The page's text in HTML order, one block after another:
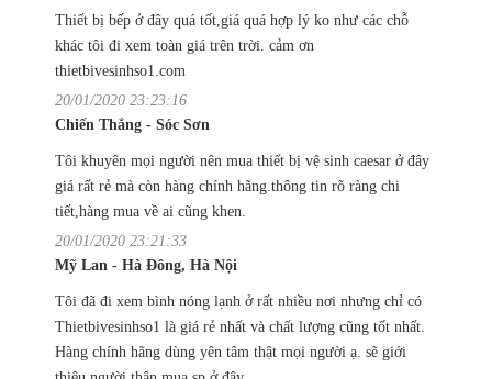
Thiết bị bếp ở đây quá tốt,giá quá hợp lý ko như các chỗ
khác tôi đi xem toàn giá trên trời. cảm ơn
thietbivesinhso1.com
20/01/2020 23:23:16
Chiến Thắng - Sóc Sơn
Tôi khuyên mọi người nên mua thiết bị vệ sinh caesar ở đây
giá rất rẻ mà còn hàng chính hãng.thông tin rõ ràng chi
tiết,hàng mua về ai cũng khen.
20/01/2020 23:21:33
Mỹ Lan - Hà Đông, Hà Nội
Tôi đã đi xem bình nóng lạnh ở rất nhiều nơi nhưng chỉ có
Thietbivesinhso1 là giá rẻ nhất và chất lượng cũng tốt nhất.
Hàng chính hãng dùng yên tâm thật mọi người ạ. sẽ giới